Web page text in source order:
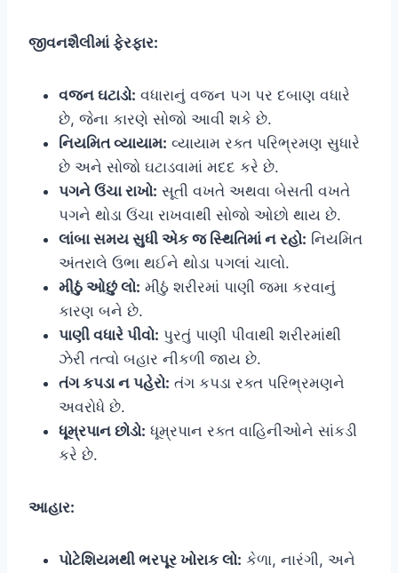
જીવનશૈલીમાં ફેરફાર:
વજન ઘટાડો: વધારાનું વજન પગ પર દબાણ વધારે
છે, જેના કારણે સોજો આવી શકે છે.
નિયમિત વ્યાયામ: વ્યાયામ રક્ત પરિભ્રમણ સુધારે
છે અને સોજો ઘટાડવામાં મદદ કરે છે.
પગને ઉંચા રાખો: સૂતી વખતે અથવા બેસતી વખતે
પગને થોડા ઉંચા રાખવાથી સોજો ઓછો થાય છે.
લાંબા સમય સુધી એક જ સ્થિતિમાં ન રહો: નિયમિત
અંતરાલે ઉભા થઈને થોડા પગલાં ચાલો.
મીઠું ઓછું લો: મીઠું શરીરમાં પાણી જમા કરવાનું
કારણ બને છે.
પાણી વધારે પીવો: પુરતું પાણી પીવાથી શરીરમાંથી
ઝેરી તત્વો બહાર નીકળી જાય છે.
તંગ કપડા ન પહેરો: તંગ કપડા રક્ત પરિભ્રમણને
અવરોધે છે.
ધૂમ્રપાન છોડો: ધૂમ્રપાન રક્ત વાહિનીઓને સાંકડી
કરે છે.
આહાર:
પોટેશિયમથી ભરપૂર ખોરાક લો: કેળા, નારંગી, અને